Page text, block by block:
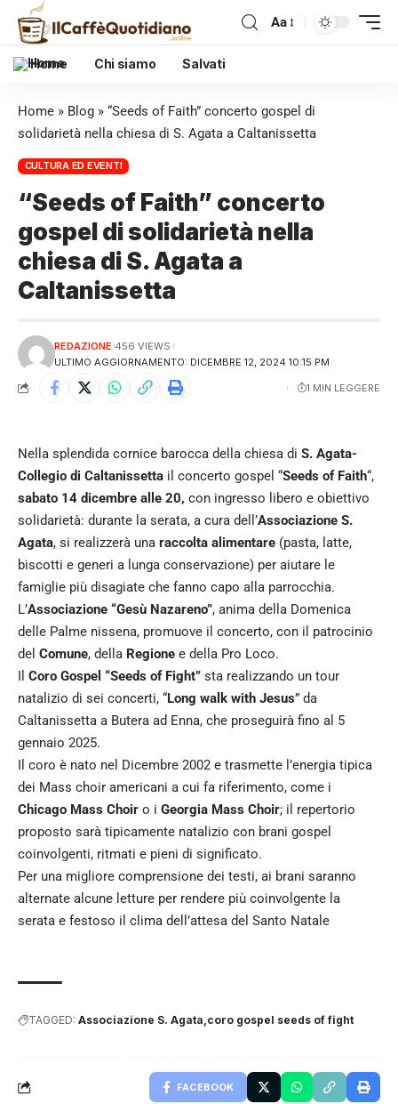
Aa
Home Chi siamo Salvati
Home » Blog » “Seeds of Faith” concerto gospel di
solidarietà nella chiesa di S. Agata a Caltanissetta
CULTURA ED EVENTI
“Seeds of Faith” concerto
gospel di solidarietà nella
chiesa di S. Agata a
Caltanissetta
ULTIMO AGGIORNAMENTO: DICEMBRE 12, 2024 10:15 PM
REDAZIONE 456 VIEWS
1 MIN LEGGERE
Nella splendida cornice barocca della chiesa di S. Agata-
Collegio di Caltanissetta il concerto gospel “Seeds of Faith“,
sabato 14 dicembre alle 20, con ingresso libero e obiettivo
solidarietà: durante la serata, a cura dell’Associazione S.
Agata, si realizzerà una raccolta alimentare (pasta, latte,
biscotti e generi a lunga conservazione) per aiutare le
famiglie più disagiate che fanno capo alla parrocchia.
L’Associazione “Gesù Nazareno”, anima della Domenica
delle Palme nissena, promuove il concerto, con il patrocinio
del Comune, della Regione e della Pro Loco.
Il Coro Gospel “Seeds of Fight” sta realizzando un tour
natalizio di sei concerti, “Long walk with Jesus” da
Caltanissetta a Butera ad Enna, che proseguirà fino al 5
gennaio 2025.
Il coro è nato nel Dicembre 2002 e trasmette l’energia tipica
dei Mass choir americani a cui fa riferimento, come i
Chicago Mass Choir o i Georgia Mass Choir; il repertorio
proposto sarà tipicamente natalizio con brani gospel
coinvolgenti, ritmati e pieni di significato.
Per una migliore comprensione dei testi, ai brani saranno
alternate alcune letture per rendere più coinvolgente la
serata e festoso il clima dell’attesa del Santo Natale
TAGGED: Associazione S. Agata coro gospel seeds of fight
FACEBOOK